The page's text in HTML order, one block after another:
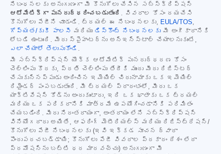
నిబంధనలకు అనుగుణంగా మీ కొనుగోలు చేసిన సబ్‌స్క్రిప్షన్
ఆటోమేటిక్‌గా పునరుద్ధరించబడుతుంది . వివరాల కోసం దయచేసి
కొనుగోలు పేజీని చూడండి. ట్రయల్ ఈ నిబంధనలకు, EULA/TOS,
గోప్యత/కుకీ పాలసీ మరియు డిస్కౌంట్ నిబంధనలకు మీ అంగీకారానికి
లోబడి ఉంటుంది. మీరు స్పైహంటర్‌ను అన్‌ఇన్‌స్టాల్ చేయాలనుకుంటే,
ఎలా చేయాలో తెలుసుకోండి .
మీ సబ్‌స్క్రిప్షన్ యొక్క ఆటోమేటిక్ పునరుద్ధరణ కోసం
చెల్లింపు కొరకు, ప్రతి చెల్లింపు తేదీకి ముందు మీరు రిజిస్టర్
చేసుకున్నప్పుడు అందించిన ఇమెయిల్ చిరునామాకు ఒక ఇమెయిల్
రిమైండర్ పంపబడుతుంది. మీ ట్రయల్ ప్రారంభంలో, మీరు ఒక
యాక్టివేషన్ కోడ్‌ను అందుకుంటారు, ఇది ఒక ఖాతాకు ఒక ట్రయల్
మరియు ఒక పరికరానికి మాత్రమే ఉపయోగించడానికి పరిమితం
చేయబడింది. మీరు నిరంతరాయంగా, అంతరాయం లేని సబ్‌స్క్రిప్షన్
వినియోగదారు అయితే, ఆఫరింగ్ మెటీరియల్స్ మరియు రిజిస్ట్రేషన్/
కొనుగోలు పేజీ నిబంధనలకు (ఇవి ఇక్కడ సూచన ద్వారా
పొందుపరచబడ్డాయి; కొనుగోలు పేజీ వివరాల ప్రకారం దేశం లేదా
ప్రమోషన్‌ను బట్టి ధర మారవచ్చు) అనుగుణంగా మీ